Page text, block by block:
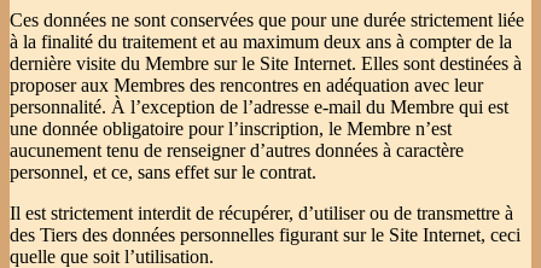
Ces données ne sont conservées que pour une durée strictement liée
à la finalité du traitement et au maximum deux ans à compter de la
dernière visite du Membre sur le Site Internet. Elles sont destinées à
proposer aux Membres des rencontres en adéquation avec leur
personnalité. À l’exception de l’adresse e-mail du Membre qui est
une donnée obligatoire pour l’inscription, le Membre n’est
aucunement tenu de renseigner d’autres données à caractère
personnel, et ce, sans effet sur le contrat.
Il est strictement interdit de récupérer, d’utiliser ou de transmettre à
des Tiers des données personnelles figurant sur le Site Internet, ceci
quelle que soit l’utilisation.